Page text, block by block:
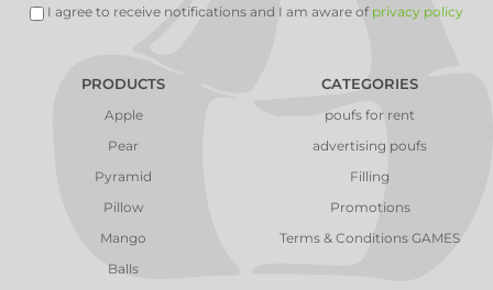
I agree to receive notifications and I am aware of privacy policy
PRODUCTS
Apple
Pear
Pyramid
Pillow
Mango
Balls
CATEGORIES
poufs for rent
advertising poufs
Filling
Promotions
Terms & Conditions GAMES